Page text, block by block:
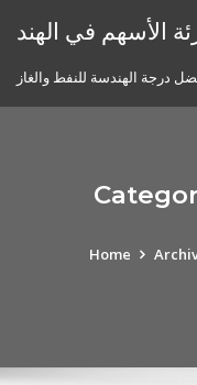
الأسهم في الهند
درجة الهندسة للنفط والغاز
Home